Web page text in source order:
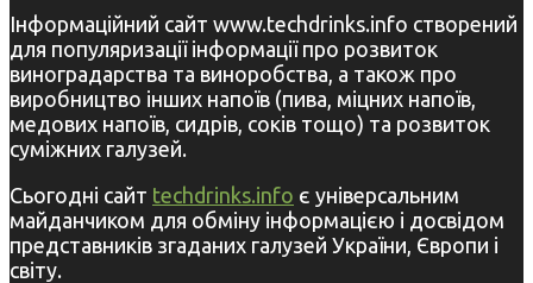
Інформаційний сайт www.techdrinks.info створений
для популяризації інформації про розвиток
виноградарства та виноробства, а також про
виробництво інших напоїв (пива, міцних напоїв,
медових напоїв, сидрів, соків тощо) та розвиток
суміжних галузей.
Сьогодні сайт techdrinks.info є універсальним
майданчиком для обміну інформацією і досвідом
представників згаданих галузей України, Європи і
світу.